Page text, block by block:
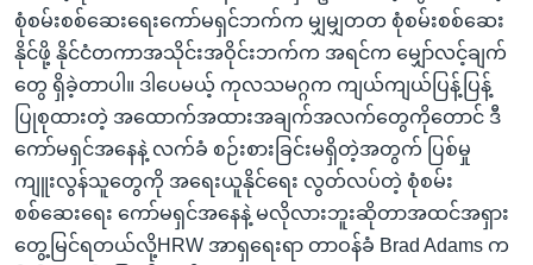
စုံစမ်းစစ်ဆေးရေးကော်မရှင်ဘက်က မျှမျှတတ စုံစမ်းစစ်ဆေး
နိုင်ဖို့ နိုင်ငံတကာအသိုင်းအဝိုင်းဘက်က အရင်က မျှော်လင့်ချက်
တွေ ရှိခဲ့တာပါ။ ဒါပေမယ့် ကုလသမဂ္ဂက ကျယ်ကျယ်ပြန့်ပြန့်
ပြုစုထားတဲ့ အထောက်အထားအချက်အလက်တွေကိုတောင် ဒီ
ကော်မရှင်အနေနဲ့ လက်ခံ စဉ်းစားခြင်းမရှိတဲ့အတွက် ပြစ်မှု
ကျူးလွန်သူတွေကို အရေးယူနိုင်ရေး လွတ်လပ်တဲ့ စုံစမ်း
စစ်ဆေးရေး ကော်မရှင်အနေနဲ့ မလိုလားဘူးဆိုတာအထင်အရှား
တွေ့မြင်ရတယ်လို့HRW အာရှရေးရာ တာဝန်ခံ Brad Adams က